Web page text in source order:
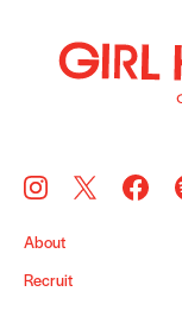
About
Recruit